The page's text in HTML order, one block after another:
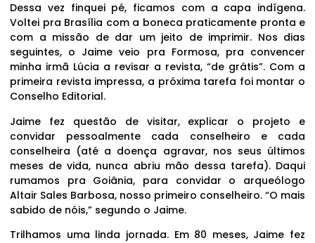
Dessa vez finquei pé, ficamos com a capa indígena.
Voltei pra Brasília com a boneca praticamente pronta e
com a missão de dar um jeito de imprimir. Nos dias
seguintes, o Jaime veio pra Formosa, pra convencer
minha irmã Lúcia a revisar a revista, “de grátis”. Com a
primeira revista impressa, a próxima tarefa foi montar o
Conselho Editorial.
Jaime fez questão de visitar, explicar o projeto e
convidar pessoalmente cada conselheiro e cada
conselheira (até a doença agravar, nos seus últimos
meses de vida, nunca abriu mão dessa tarefa). Daqui
rumamos pra Goiânia, para convidar o arqueólogo
Altair Sales Barbosa, nosso primeiro conselheiro. “O mais
sabido de nóis,” segundo o Jaime.
Trilhamos uma linda jornada. Em 80 meses, Jaime fez